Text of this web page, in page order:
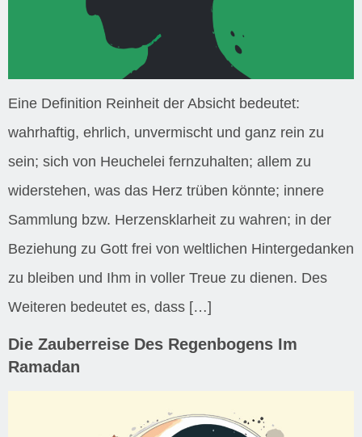
Eine Definition Reinheit der Absicht bedeutet:
wahrhaftig, ehrlich, unvermischt und ganz rein zu
sein; sich von Heuchelei fernzuhalten; allem zu
widerstehen, was das Herz trüben könnte; innere
Sammlung bzw. Herzensklarheit zu wahren; in der
Beziehung zu Gott frei von weltlichen Hintergedanken
zu bleiben und Ihm in voller Treue zu dienen. Des
Weiteren bedeutet es, dass […]
Die Zauberreise Des Regenbogens Im
Ramadan